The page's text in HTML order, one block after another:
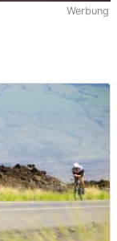
Werbung